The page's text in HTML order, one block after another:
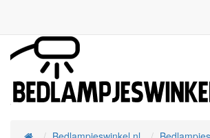
Home